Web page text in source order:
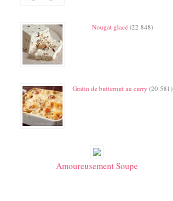
Nougat glacé(22 848)
Gratin de butternut au curry (20 581)
Amoureusement Soupe